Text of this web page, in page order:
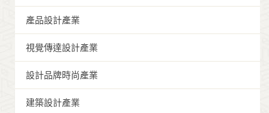
產品設計產業
視覺傳達設計產業
設計品牌時尚產業
建築設計產業